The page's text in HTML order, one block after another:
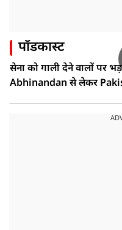
पॉडकास्ट
सेना को गाली देने वालों पर
Abhinandan से लेकर